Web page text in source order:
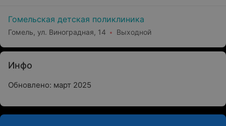
Гомельская детская поликлиника
Гомель, ул. Виноградная, 14 Выходной
Инфо
Обновлено: март 2025